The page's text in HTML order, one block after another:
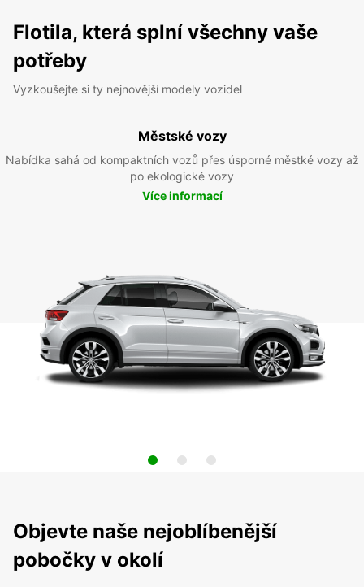
Flotila, která splní všechny vaše
potřeby
Vyzkoušejte si ty nejnovější modely vozidel
Městské vozy
Nabídka sahá od kompaktních vozů přes úsporné městké vozy až
po ekologické vozy
Více informací
Objevte naše nejoblíbenější
pobočky v okolí